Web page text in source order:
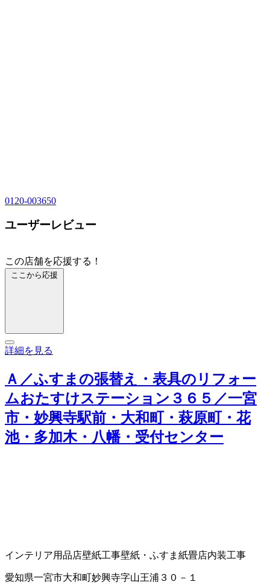
0120-003650
ユーザーレビュー
この店舗を応援する！
ここから応援
詳細を見る
Ａ／ふすまの張替え・表具のリフォー
ムおたすけステーション３６５／一宮
市・妙興寺駅前・大和町・萩原町・花
池・多加木・八幡・受付センター
インテリア用品店壁紙工事壁紙・ふすま紙畳店内装工事
愛知県一宮市大和町妙興寺字山王浦３０－１